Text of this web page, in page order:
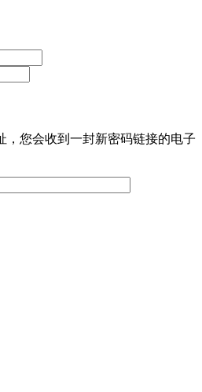
，您会收到一封新密码链接的电子